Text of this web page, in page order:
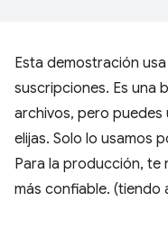
Esta demostración usa
suscripciones. Es una
archivos, pero
elijas. Solo lo usamos
Para la producción, te
más confiable. (tiendo